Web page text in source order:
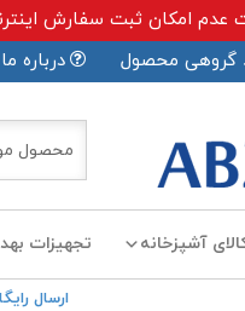
سفارش اینترنتی با شماره ۰۲۱۷۹۱۹۳
گروهی محصول درباره ما
آشپزخانه تجهیزات
ارسال